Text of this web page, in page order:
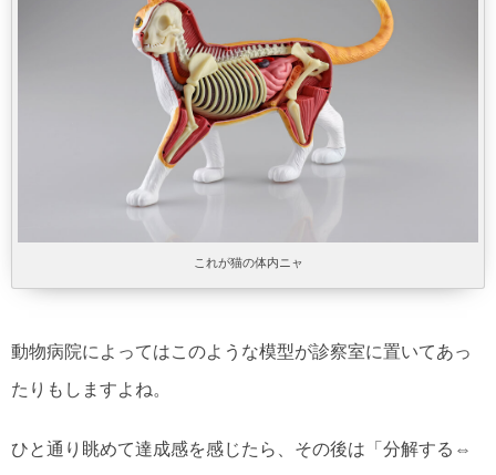
これが猫の体内ニャ
動物病院によってはこのような模型が診察室に置いてあっ
たりもしますよね。
ひと通り眺めて達成感を感じたら、その後は「分解する⇔